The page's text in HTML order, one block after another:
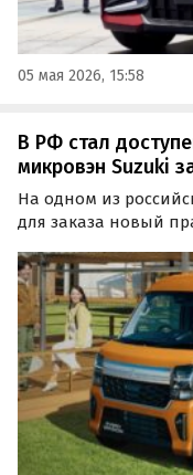
05 мая 2026, 15:58
В РФ стал
микровэн Suzuki
На одном из
для заказа новый
микровэн в 989 000
«Автоновости дня».